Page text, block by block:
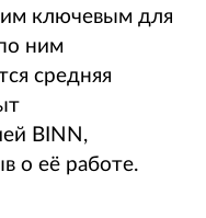
ключевым для
ним
средняя
BINN,
о её работе.